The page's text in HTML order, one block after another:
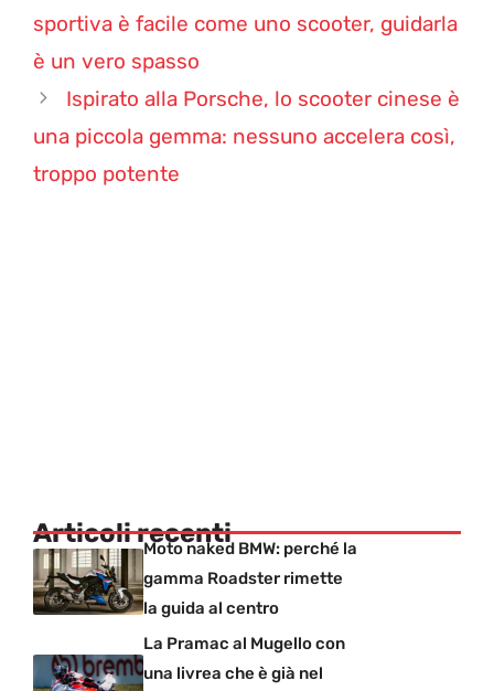
sportiva è facile come uno scooter, guidarla
è un vero spasso
Ispirato alla Porsche, lo scooter cinese è
una piccola gemma: nessuno accelera così,
troppo potente
Articoli recentiMoto naked BMW: perché la
gamma Roadster rimette
la guida al centro
La Pramac al Mugello con
una livrea che è già nel